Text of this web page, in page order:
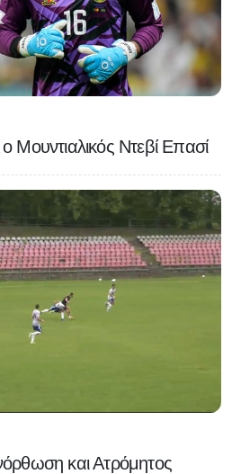
Μουντιαλικός Ντεβί Επασί
και Ατρόμητος